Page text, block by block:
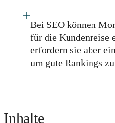
Bei SEO können
für die Kundenreise
erfordern sie aber
um gute Rankings
Inhalte